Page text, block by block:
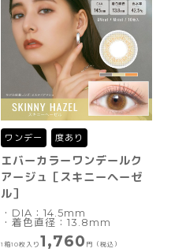
ワンデー 度あり
エバーカラーワンデールク
アージュ［スキニーヘーゼ
ル］
・DIA：14.5mm
・着色直径：13.8mm
1箱10枚入り 1,760 円（税込）